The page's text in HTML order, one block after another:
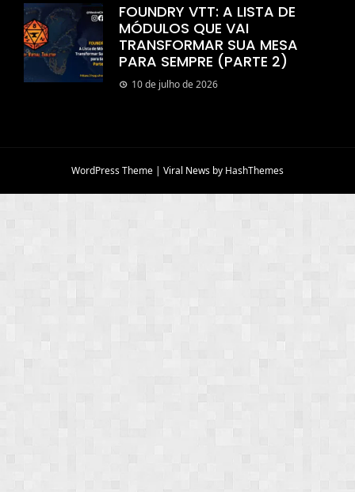
FOUNDRY VTT: A LISTA DE
MÓDULOS QUE VAI
TRANSFORMAR SUA MESA
PARA SEMPRE (PARTE 2)
10 de julho de 2026
WordPress Theme | Viral News by HashThemes